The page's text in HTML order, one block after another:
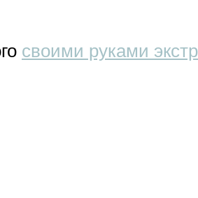
своими руками